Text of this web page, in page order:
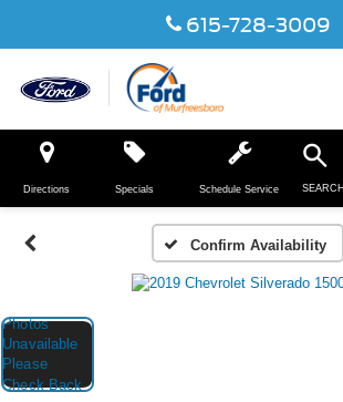
615-728-3009
Directions Specials Schedule Service SEARCH
Confirm Availability